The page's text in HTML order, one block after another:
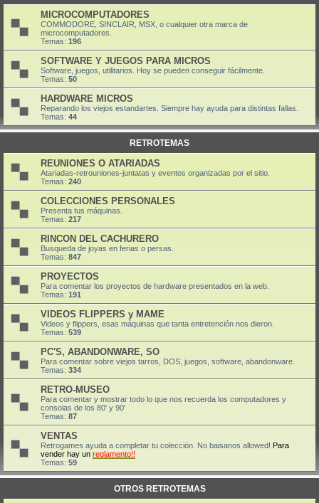
MICROCOMPUTADORES
COMMODORE, SINCLAIR, MSX, o cualquier otra marca de
microcomputadores.
Temas: 196
SOFTWARE Y JUEGOS PARA MICROS
Software, juegos, utilitarios. Hoy se pueden conseguir fácilmente.
Temas: 50
HARDWARE MICROS
Reparando los viejos estandartes. Siempre hay ayuda para distintas fallas.
Temas: 44
RETROTEMAS
REUNIONES O ATARIADAS
Atariadas-retrouniones-juntatas y eventos organizadas por el sitio.
Temas: 240
COLECCIONES PERSONALES
Presenta tus máquinas.
Temas: 217
RINCON DEL CACHURERO
Busqueda de joyas en ferias o persas.
Temas: 847
PROYECTOS
Para comentar los proyectos de hardware presentados en la web.
Temas: 191
VIDEOS FLIPPERS y MAME
Videos y flippers, esas máquinas que tanta entretención nos dieron.
Temas: 539
PC'S, ABANDONWARE, SO
Para comentar sobre viejos tarros, DOS, juegos, software, abandonware.
Temas: 334
RETRO-MUSEO
Para comentar y mostrar todo lo que nos recuerda los computadores y
consolas de los 80' y 90'
Temas: 87
VENTAS
Retrogames ayuda a completar tu colección. No baisanos allowed! Para
vender hay un reglamento!!
Temas: 59
OTROS RETROTEMAS